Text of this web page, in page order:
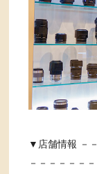
▼店舗情報 －
－－－－－－